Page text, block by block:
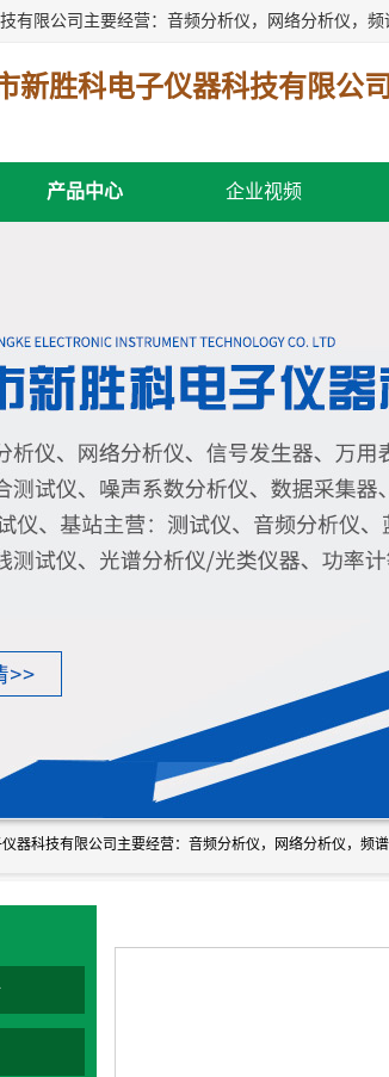
新胜科电子仪器科技有限公司
产品中心 企业视频